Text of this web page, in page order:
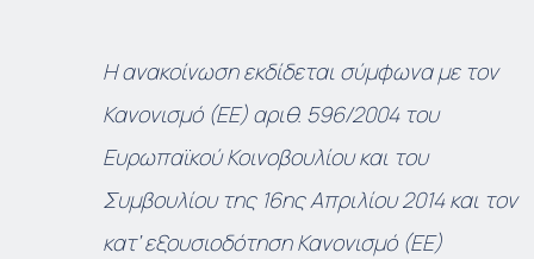
Η ανακοίνωση εκδίδεται σύμφωνα με τον
Κανονισμό (ΕΕ) αριθ. 596/2004 του
Ευρωπαϊκού Κοινοβουλίου και του
Συμβουλίου της 16ηςΑπριλίου 2014 και τον
κατ’ εξουσιοδότηση Κανονισμό (ΕΕ)